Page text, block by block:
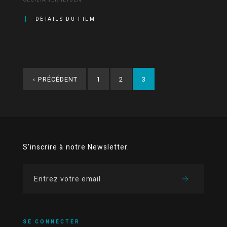
DÉTAILS DU FILM
‹ PRÉCÉDENT 1 2 3
S'inscrire à notre Newsletter.
SE CONNECTER